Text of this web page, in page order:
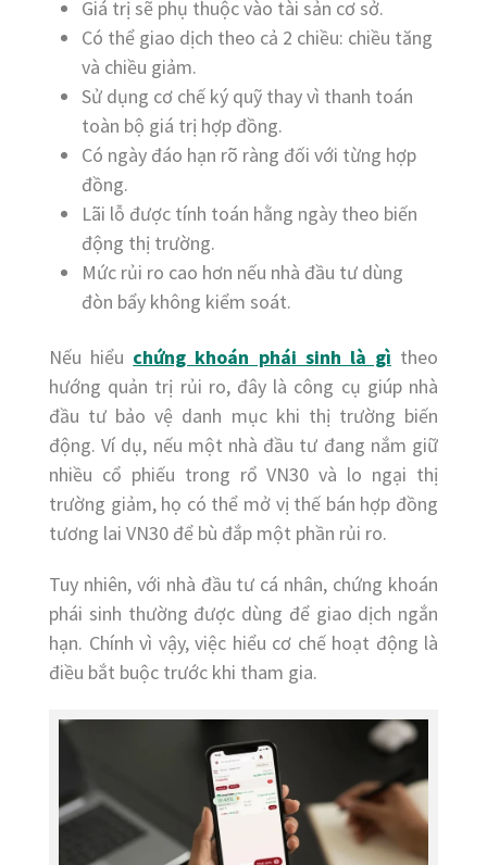
Giá trị sẽ phụ thuộc vào tài sản cơ sở.
Có thể giao dịch theo cả 2 chiều: chiều tăng
và chiều giảm.
Sử dụng cơ chế ký quỹ thay vì thanh toán
toàn bộ giá trị hợp đồng.
Có ngày đáo hạn rõ ràng đối với từng hợp
đồng.
Lãi lỗ được tính toán hằng ngày theo biến
động thị trường.
Mức rủi ro cao hơn nếu nhà đầu tư dùng
đòn bẩy không kiểm soát.
Nếu hiểu chứng khoán phái sinh là gì theo
hướng quản trị rủi ro, đây là công cụ giúp nhà
đầu tư bảo vệ danh mục khi thị trường biến
động. Ví dụ, nếu một nhà đầu tư đang nắm giữ
nhiều cổ phiếu trong rổ VN30 và lo ngại thị
trường giảm, họ có thể mở vị thế bán hợp đồng
tương lai VN30 để bù đắp một phần rủi ro.
Tuy nhiên, với nhà đầu tư cá nhân, chứng khoán
phái sinh thường được dùng để giao dịch ngắn
hạn. Chính vì vậy, việc hiểu cơ chế hoạt động là
điều bắt buộc trước khi tham gia.